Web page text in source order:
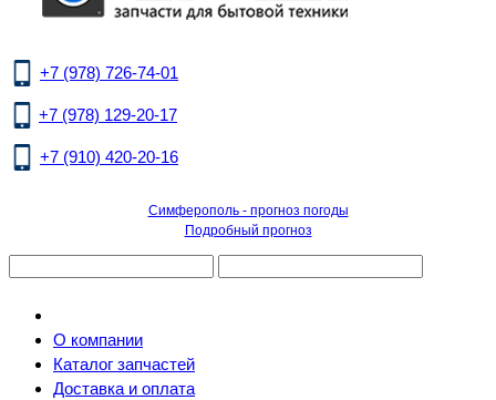
+7 (978) 726-74-01
+7 (978) 129-20-17
+7 (910) 420-20-16
Симферополь - прогноз погоды
Подробный прогноз
О компании
Каталог запчастей
Доставка и оплата